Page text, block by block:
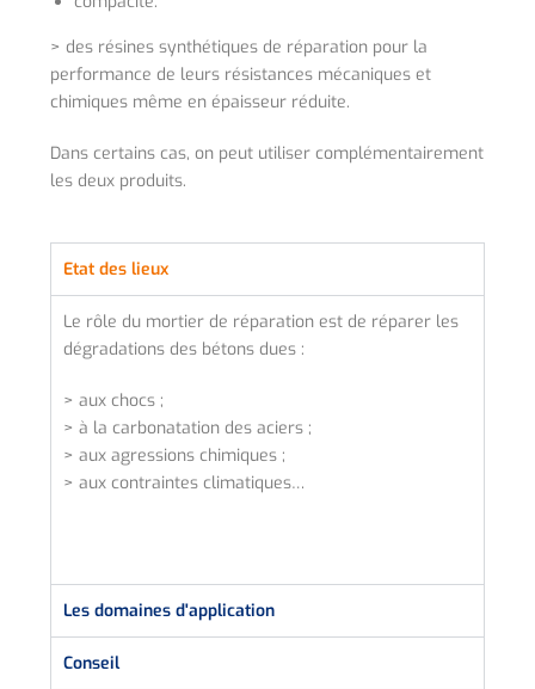
> des résines synthétiques de réparation pour la
performance de leurs résistances mécaniques et
chimiques même en épaisseur réduite.
Dans certains cas, on peut utiliser complémentairement
les deux produits.
Etat des lieux
Le rôle du mortier de réparation est de réparer les
dégradations des bétons dues :
> aux chocs ;
> à la carbonatation des aciers ;
> aux agressions chimiques ;
> aux contraintes climatiques…
Les domaines d'application
Conseil